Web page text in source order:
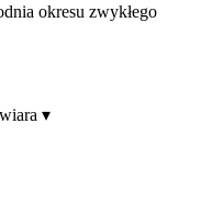
okresu zwykłego
▾